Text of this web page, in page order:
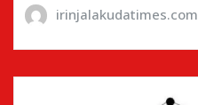
irinjalakudatimes.com